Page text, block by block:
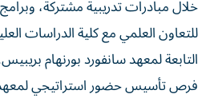
خلال مبادرات تدريبية مشتركة،
للتعاون العلمي مع كلية الدراسات
التابعة لمعهد سانفورد بورنهام
فرص تأسيس حضور استراتيجي لمعهد